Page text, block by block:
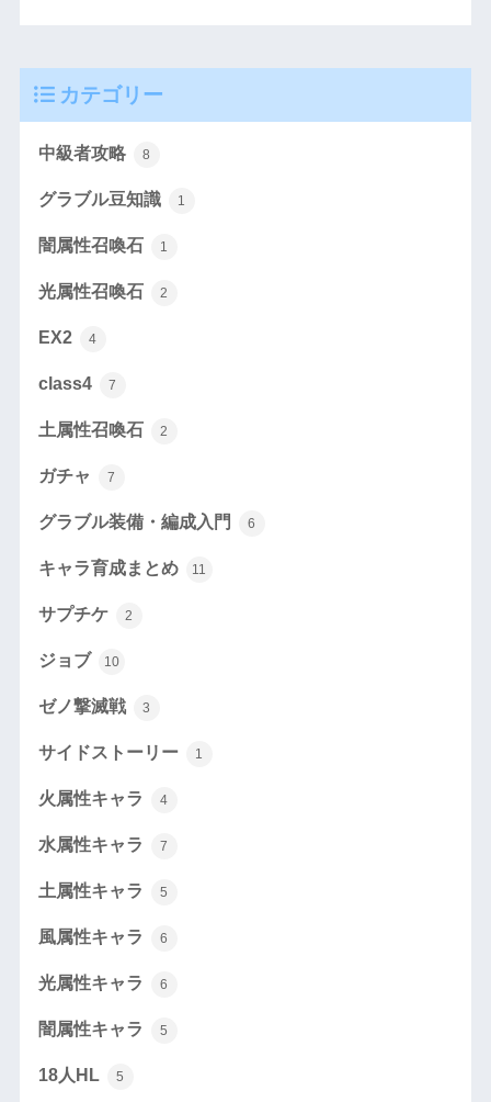
カテゴリー
中級者攻略 8
グラブル豆知識 1
闇属性召喚石 1
光属性召喚石 2
EX2 4
class4 7
土属性召喚石 2
ガチャ 7
グラブル装備・編成入門 6
キャラ育成まとめ 11
サプチケ 2
ジョブ 10
ゼノ撃滅戦 3
サイドストーリー 1
火属性キャラ 4
水属性キャラ 7
土属性キャラ 5
風属性キャラ 6
光属性キャラ 6
闇属性キャラ 5
18人HL 5